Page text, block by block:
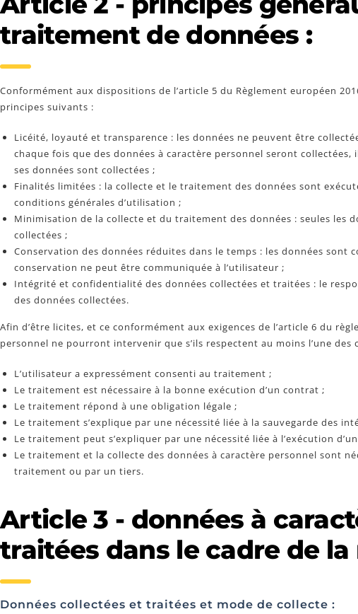
traitement de données :
Conformément aux dispositions de l’article 5 du Règlement européen
principes suivants :
Licéité, loyauté et transparence : les données ne peuvent être
chaque fois que des données à caractère personnel seront
ses données sont collectées ;
Finalités limitées : la collecte et le traitement des données sont
conditions générales d’utilisation ;
Minimisation de la collecte et du traitement des données : seules les
collectées ;
Conservation des données réduites dans le temps : les données
conservation ne peut être communiquée à l’utilisateur ;
Intégrité et confidentialité des données collectées et traitées : le
des données collectées.
Afin d’être licites, et ce conformément aux exigences de l’article 6 du
personnel ne pourront intervenir que s’ils respectent au moins l’une des
L’utilisateur a expressément consenti au traitement ;
Le traitement est nécessaire à la bonne exécution d’un contrat ;
Le traitement répond à une obligation légale ;
Le traitement s’explique par une nécessité liée à la sauvegarde des
Le traitement peut s’expliquer par une nécessité liée à l’exécution
Le traitement et la collecte des données à caractère personnel sont
traitement ou par un tiers.
Article 3 - données à
traitées dans le cadre de
Données collectées et traitées et mode de collecte :